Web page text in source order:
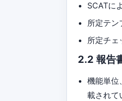
SCATに
所定テン
所定チェ
2.2 報告
機能単位
載されて